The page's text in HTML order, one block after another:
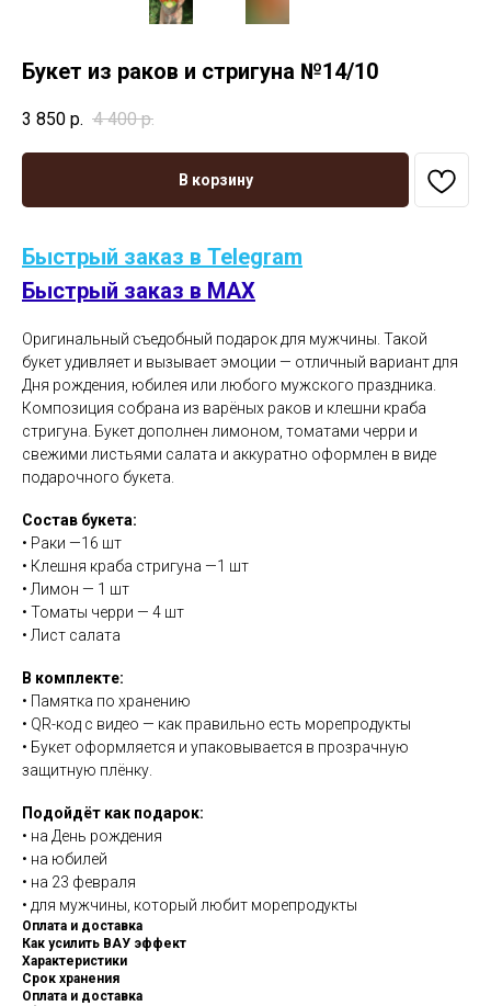
Букет из раков и стригуна №14/10
3 850 р. 4 400 р.
В корзину
Быстрый заказ в Telegram
Быстрый заказ в MAX
Оригинальный съедобный подарок для мужчины. Такой
букет удивляет и вызывает эмоции — отличный вариант для
Дня рождения, юбилея или любого мужского праздника.
Композиция собрана из варёных раков и клешни краба
стригуна. Букет дополнен лимоном, томатами черри и
свежими листьями салата и аккуратно оформлен в виде
подарочного букета.
Состав букета:
• Раки —16 шт
• Клешня краба стригуна —1 шт
• Лимон — 1 шт
• Томаты черри — 4 шт
• Лист салата
В комплекте:
• Памятка по хранению
• QR-код с видео — как правильно есть морепродукты
• Букет оформляется и упаковывается в прозрачную
защитную плёнку.
Подойдёт как подарок:
• на День рождения
• на юбилей
• на 23 февраля
• для мужчины, который любит морепродукты
Оплата и доставка
Как усилить ВАУ эффект
Характеристики
Срок хранения
Оплата и доставка